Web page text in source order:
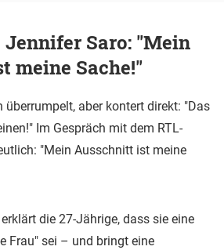
Saro: "Mein
meine Sache!"
aber kontert direkt: "Das
Im Gespräch mit dem RTL-
"Mein Ausschnitt ist meine
die 27-Jährige, dass sie eine
Frau" sei – und bringt eine